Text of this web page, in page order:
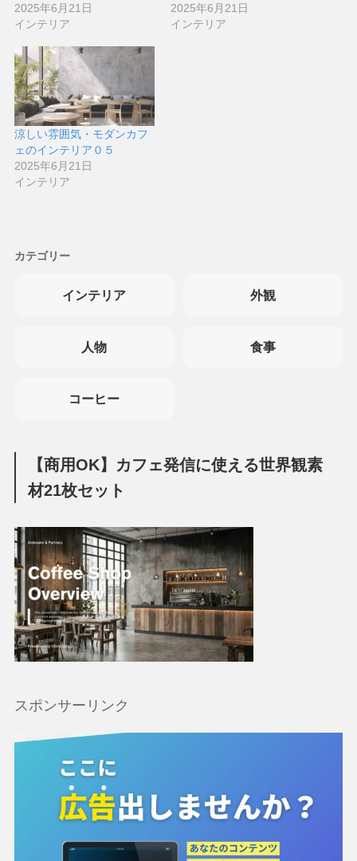
2025年6月21日
インテリア
2025年6月21日
インテリア
涼しい雰囲気・モダンカフ
ェのインテリア０５
2025年6月21日
インテリア
カテゴリー
インテリア 外観
人物 食事
コーヒー
【商用OK】カフェ発信に使える世界観素
材21枚セット
スポンサーリンク